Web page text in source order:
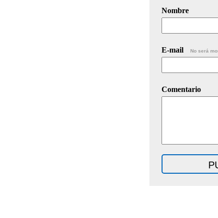
Nombre
E-mail No será
Comentario